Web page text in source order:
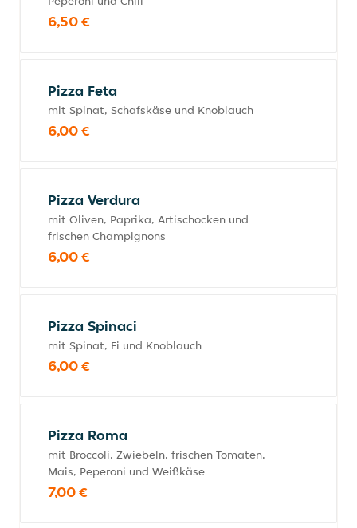
6,50 €
Pizza Feta
mit Spinat, Schafskäse und Knoblauch
6,00 €
Pizza Verdura
mit Oliven, Paprika, Artischocken und
frischen Champignons
6,00 €
Pizza Spinaci
mit Spinat, Ei und Knoblauch
6,00 €
Pizza Roma
mit Broccoli, Zwiebeln, frischen Tomaten,
Mais, Peperoni und Weißkäse
7,00 €